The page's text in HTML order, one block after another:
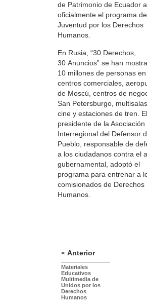
de Patrimonio de Ecuador
oficialmente el programa de
Juventud por los Derechos
Humanos.
En Rusia, “30 Derechos,
30 Anuncios” se han
10 millones de personas
centros comerciales,
de Moscú, centros de
San Petersburgo,
cine y estaciones de tren. El
presidente de la Asociación
Interregional del Defensor
Pueblo, responsable de
a los ciudadanos contra el
gubernamental, adoptó el
programa para entrenar a
comisionados de Derechos
Humanos.
« Anterior
Materiales
Educativos
Multimedia de
Unidos por los
Derechos
Humanos